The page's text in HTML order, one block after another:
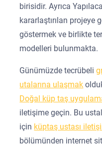
birisidir. Ayrıca
kararlaştırılan projeye
göstermek ve birlikte
modelleri bulunmakta.
Günümüzde tecrübeli
utalarına ulaşmak
Doğal küp taş
iletişime geçin. Bu
için küptaş ustası
bölümünden internet